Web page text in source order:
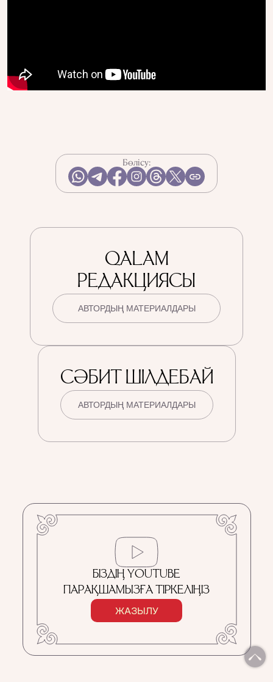
Бөлісу:
QALAM
РЕДАКЦИЯСЫ
АВТОРДЫҢ МАТЕРИАЛДАРЫ
СӘБИТ ШІЛДЕБАЙ
АВТОРДЫҢ МАТЕРИАЛДАРЫ
БІЗДІҢ YOUTUBE
ПАРАҚШАМЫЗҒА ТІРКЕЛІҢІЗ
ЖАЗЫЛУ